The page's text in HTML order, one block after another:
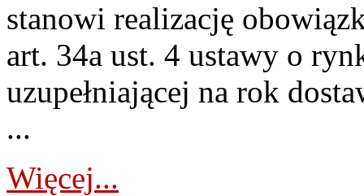
stanowi realizację
art. 34a ust. 4 ustawy o
uzupełniającej na rok
...
Więcej...